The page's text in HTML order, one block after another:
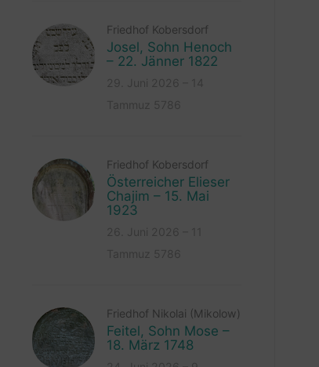
Friedhof Kobersdorf
Josel, Sohn Henoch
– 22. Jänner 1822
Friedhof Kobersdorf
Österreicher Elieser
Chajim – 15. Mai
1923
Friedhof Nikolai (Mikolow)
Feitel, Sohn Mose –
18. März 1748